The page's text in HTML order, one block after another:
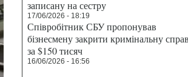
записану на сестру
17/06/2026 - 18:19
Співробітник СБУ пропонував
бізнесмену закрити кримінальну
за $150 тисяч
16/06/2026 - 16:56